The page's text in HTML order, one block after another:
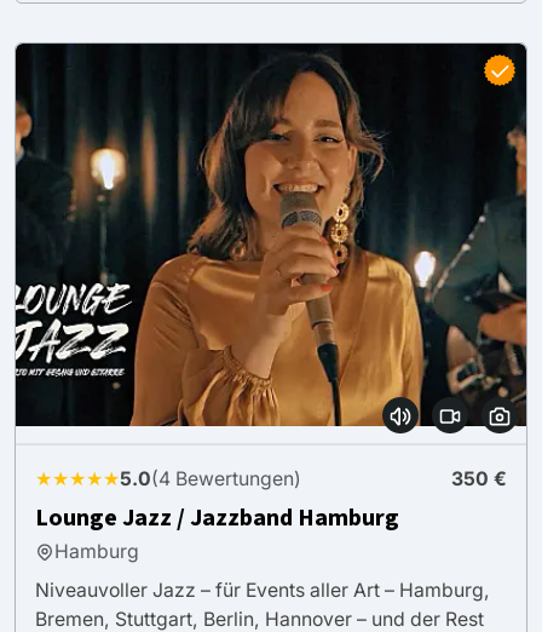
★★★★★5.0(4 Bewertungen) 350 €
Lounge Jazz / Jazzband Hamburg
Hamburg
Niveauvoller Jazz – für Events aller Art – Hamburg,
Bremen, Stuttgart, Berlin, Hannover – und der Rest